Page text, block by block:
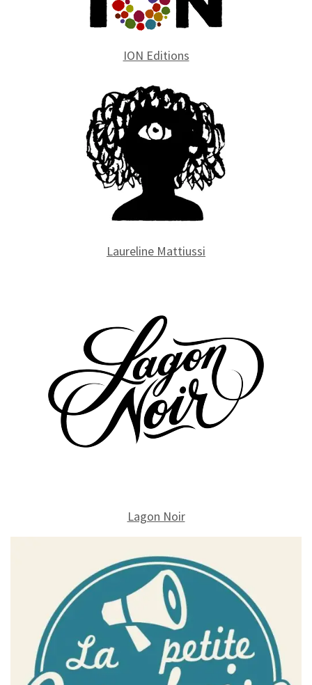
ION Editions
Laureline Mattiussi
Lagon Noir